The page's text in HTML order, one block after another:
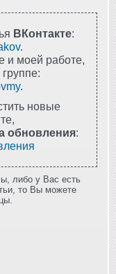
ВКонтакте:
.
и моей работе,
.
новые
обновления:
либо у Вас есть
то Вы можете